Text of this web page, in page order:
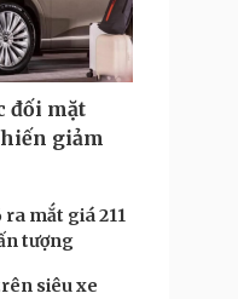
đối mặt
giảm
mắt giá 211
tượng
siêu xe